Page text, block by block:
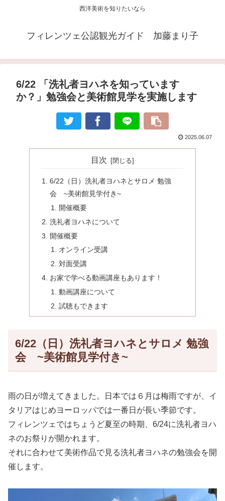
西洋美術を知りたいなら
フィレンツェ公認観光ガイド 加藤まり子
6/22 「洗礼者ヨハネを知っています
か？」勉強会と美術館見学を実施します
2025.06.07
目次
6/22（日）洗礼者ヨハネとサロメ 勉強
会 ~美術館見学付き~
開催概要
洗礼者ヨハネについて
開催概要
オンライン受講
対面受講
お家で学べる動画講座もあります！
動画講座について
試聴もできます
6/22（日）洗礼者ヨハネとサロメ 勉強
会 ~美術館見学付き~
雨の日が増えてきました。日本では６月は梅雨ですが、イ
タリアはじめヨーロッパでは一番日が長い季節です。
フィレンツェではちょうど夏至の時期、6/24に洗礼者ヨハ
ネのお祭りが開かれます。
それに合わせて美術作品で見る洗礼者ヨハネの勉強会を開
催します。